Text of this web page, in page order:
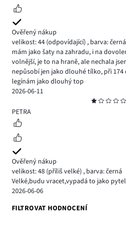
Ověřený nákup
velikost: 44 (odpovídající) , barva: černá
mám jako šaty na zahradu, i na
volnější, je to na hraně, ale nechala
nepůsobí jen jako dlouhé tílko, při 174
legínám jako dlouhý top
2026-06-11
1
PETRA
Ověřený nákup
velikost: 48 (příliš velké) , barva: černá
Velké,budu vracet,vypadá to jako pytel
2026-06-06
FILTROVAT HODNOCENÍ